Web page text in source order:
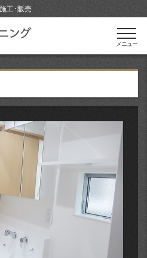
工･販売
メニュー